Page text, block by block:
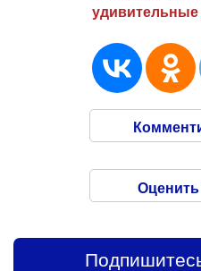
удивительные
Оценить